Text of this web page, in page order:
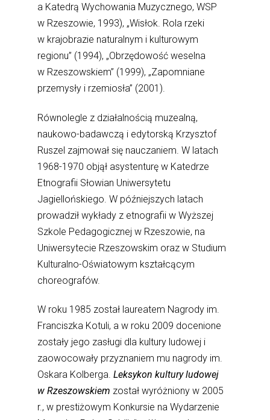
a Katedrą Wychowania Muzycznego, WSP
w Rzeszowie, 1993), „Wisłok. Rola rzeki
w krajobrazie naturalnym i kulturowym
regionu” (1994), „Obrzędowość weselna
w Rzeszowskiem” (1999), „Zapomniane
przemysły i rzemiosła” (2001).
Równolegle z działalnością muzealną,
naukowo-badawczą i edytorską Krzysztof
Ruszel zajmował się nauczaniem. W latach
1968-1970 objął asystenturę w Katedrze
Etnografii Słowian Uniwersytetu
Jagiellońskiego. W późniejszych latach
prowadził wykłady z etnografii w Wyższej
Szkole Pedagogicznej w Rzeszowie, na
Uniwersytecie Rzeszowskim oraz w Studium
Kulturalno-Oświatowym kształcącym
choreografów.
W roku 1985 został laureatem Nagrody im.
Franciszka Kotuli, a w roku 2009 docenione
zostały jego zasługi dla kultury ludowej i
zaowocowały przyznaniem mu nagrody im.
Oskara Kolberga. Leksykon kultury ludowej
w Rzeszowskiem został wyróżniony w 2005
r., w prestiżowym Konkursie na Wydarzenie